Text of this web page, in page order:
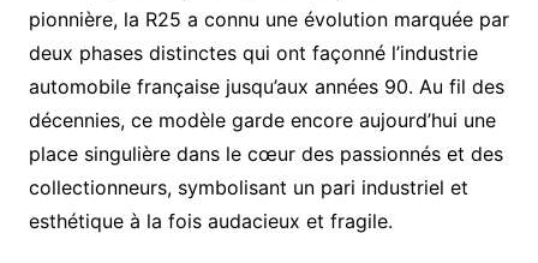
pionnière, la R25 a connu une évolution marquée par
deux phases distinctes qui ont façonné l’industrie
automobile française jusqu’aux années 90. Au fil des
décennies, ce modèle garde encore aujourd’hui une
place singulière dans le cœur des passionnés et des
collectionneurs, symbolisant un pari industriel et
esthétique à la fois audacieux et fragile.